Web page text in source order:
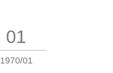
01
1970/01